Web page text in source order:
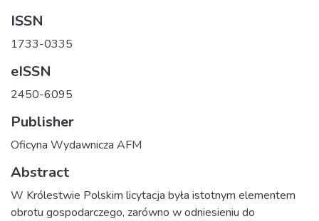
ISSN
1733-0335
eISSN
2450-6095
Publisher
Oficyna Wydawnicza AFM
Abstract
W Królestwie Polskim licytacja była istotnym elementem
obrotu gospodarczego, zarówno w odniesieniu do